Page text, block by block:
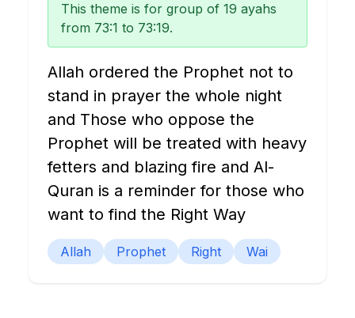
This theme is for group of 19 ayahs
from 73:1 to 73:19.
Allah ordered the Prophet not to
stand in prayer the whole night
and Those who oppose the
Prophet will be treated with heavy
fetters and blazing fire and Al-
Quran is a reminder for those who
want to find the Right Way
Allah Prophet Right Wai